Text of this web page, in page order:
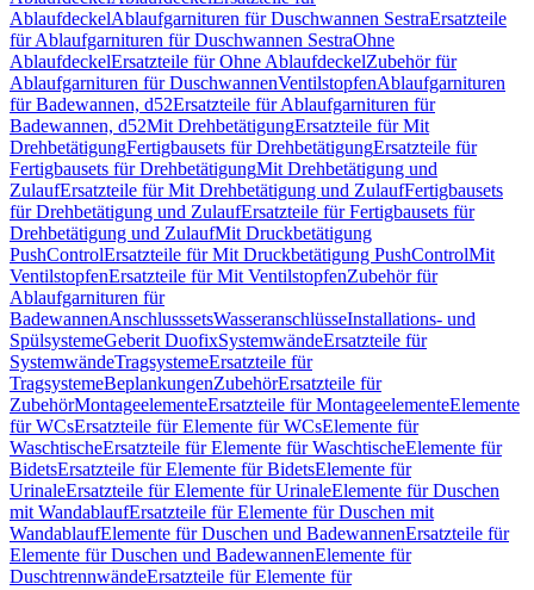
AblaufdeckelAblaufgarnituren für Duschwannen SestraErsatzteile
für Ablaufgarnituren für Duschwannen SestraOhne
AblaufdeckelErsatzteile für Ohne AblaufdeckelZubehör für
Ablaufgarnituren für DuschwannenVentilstopfenAblaufgarnituren
für Badewannen, d52Ersatzteile für Ablaufgarnituren für
Badewannen, d52Mit DrehbetätigungErsatzteile für Mit
DrehbetätigungFertigbausets für DrehbetätigungErsatzteile für
Fertigbausets für DrehbetätigungMit Drehbetätigung und
ZulaufErsatzteile für Mit Drehbetätigung und ZulaufFertigbausets
für Drehbetätigung und ZulaufErsatzteile für Fertigbausets für
Drehbetätigung und ZulaufMit Druckbetätigung
PushControlErsatzteile für Mit Druckbetätigung PushControlMit
VentilstopfenErsatzteile für Mit VentilstopfenZubehör für
Ablaufgarnituren für
BadewannenAnschlusssetsWasseranschlüsseInstallations- und
SpülsystemeGeberit DuofixSystemwändeErsatzteile für
SystemwändeTragsystemeErsatzteile für
TragsystemeBeplankungenZubehörErsatzteile für
ZubehörMontageelementeErsatzteile für MontageelementeElemente
für WCsErsatzteile für Elemente für WCsElemente für
WaschtischeErsatzteile für Elemente für WaschtischeElemente für
BidetsErsatzteile für Elemente für BidetsElemente für
UrinaleErsatzteile für Elemente für UrinaleElemente für Duschen
mit WandablaufErsatzteile für Elemente für Duschen mit
WandablaufElemente für Duschen und BadewannenErsatzteile für
Elemente für Duschen und BadewannenElemente für
DuschtrennwändeErsatzteile für Elemente für